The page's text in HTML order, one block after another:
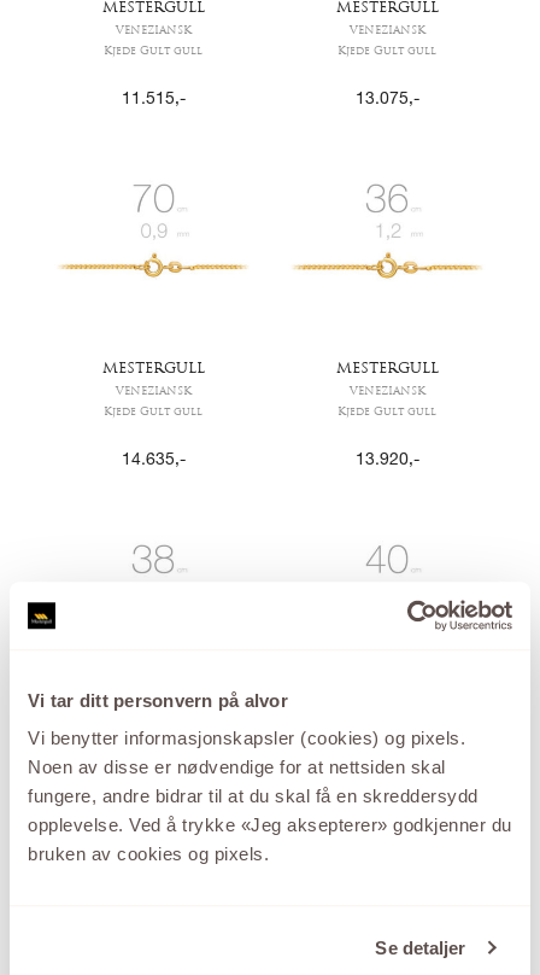
Vi tar ditt personvern på alvor
Vi benytter informasjonskapsler (cookies) og pixels.
Noen av disse er nødvendige for at nettsiden skal
fungere, andre bidrar til at du skal få en skreddersydd
opplevelse. Ved å trykke «Jeg aksepterer» godkjenner du
bruken av cookies og pixels.
Se detaljer
MESTERGULL
VENEZIANSK
Kjede Gult gull
11.515,-
MESTERGULL
VENEZIANSK
Kjede Gult gull
13.075,-
MESTERGULL
VENEZIANSK
Kjede Gult gull
14.635,-
MESTERGULL
VENEZIANSK
Kjede Gult gull
13.920,-
MESTERGULL
Kjede Gult gull
14.425,-
MESTERGULL
Kjede Gult gull
14.930,-